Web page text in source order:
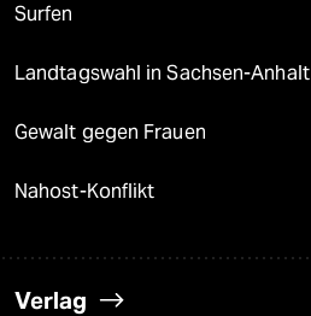
Surfen
Landtagswahl in Sachsen-Anhalt
Gewalt gegen Frauen
Nahost-Konflikt
Verlag